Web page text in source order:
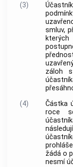
(3)
smluv,
záloh
(4)
Částka
roce
žádá o
nesmí